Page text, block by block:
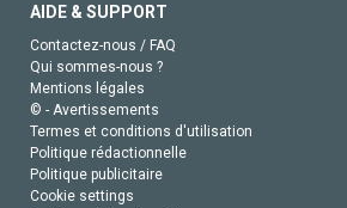
AIDE & SUPPORT
Contactez-nous / FAQ
Qui sommes-nous ?
Mentions légales
© - Avertissements
Termes et conditions d'utilisation
Politique rédactionnelle
Politique publicitaire
Cookie settings